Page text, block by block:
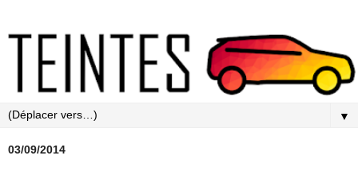
▼
03/09/2014